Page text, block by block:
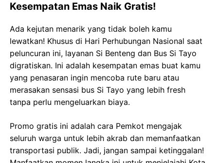
Kesempatan Emas Naik Gratis!
Ada kejutan menarik yang tidak boleh kamu
lewatkan! Khusus di Hari Perhubungan Nasional saat
peluncuran ini, layanan Si Benteng dan Bus Si Tayo
digratiskan. Ini adalah kesempatan emas buat kamu
yang penasaran ingin mencoba rute baru atau
merasakan sensasi bus Si Tayo yang lebih fresh
tanpa perlu mengeluarkan biaya.
Promo gratis ini adalah cara Pemkot mengajak
seluruh warga untuk lebih akrab dan memanfaatkan
transportasi publik. Jadi, jangan sampai ketinggalan!